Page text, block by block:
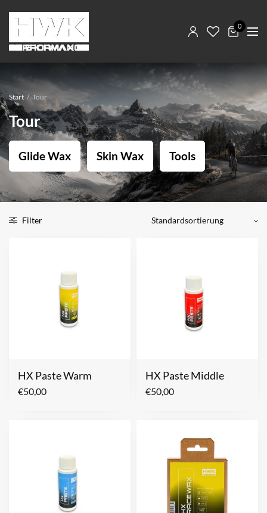
0
Start / Tour
Tour
Glide Wax Skin Wax Tools
Filter
HX Paste Warm
€50,00
HX Paste Middle
€50,00